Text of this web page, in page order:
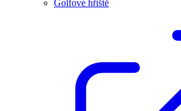
Golfové hřiště